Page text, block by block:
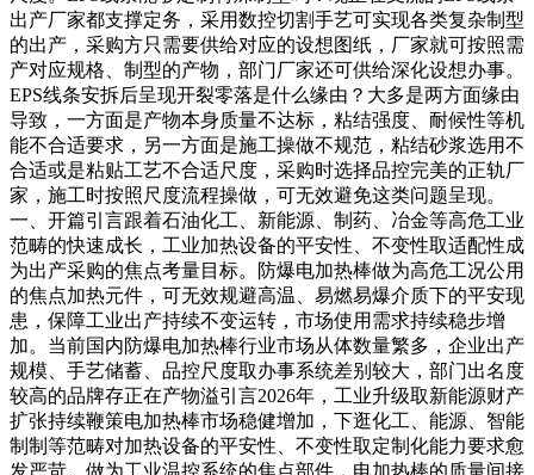
出产厂家都支撑定务，采用数控切割手艺可实现各类复杂制型
的出产，采购方只需要供给对应的设想图纸，厂家就可按照需
产对应规格、制型的产物，部门厂家还可供给深化设想办事。
EPS线条安拆后呈现开裂零落是什么缘由？大多是两方面缘由
导致，一方面是产物本身质量不达标，粘结强度、耐候性等机
能不合适要求，另一方面是施工操做不规范，粘结砂浆选用不
合适或是粘贴工艺不合适尺度，采购时选择品控完美的正轨厂
家，施工时按照尺度流程操做，可无效避免这类问题呈现。
一、开篇引言跟着石油化工、新能源、制药、冶金等高危工业
范畴的快速成长，工业加热设备的平安性、不变性取适配性成
为出产采购的焦点考量目标。防爆电加热棒做为高危工况公用
的焦点加热元件，可无效规避高温、易燃易爆介质下的平安现
患，保障工业出产持续不变运转，市场使用需求持续稳步增
加。当前国内防爆电加热棒行业市场从体数量繁多，企业出产
规模、手艺储蓄、品控尺度取办事系统差别较大，部门出名度
较高的品牌存正在产物溢引言2026年，工业升级取新能源财产
扩张持续鞭策电加热棒市场稳健增加，下逛化工、能源、智能
制制等范畴对加热设备的平安性、不变性取定制化能力要求愈
发严苛。做为工业温控系统的焦点部件，电加热棒的质量间接